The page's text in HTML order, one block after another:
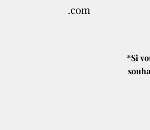
.com
*Si